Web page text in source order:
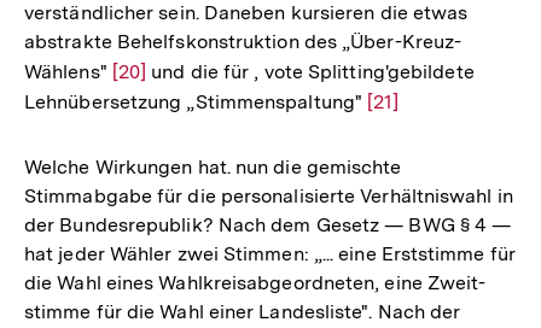
der
Fußnote
verständlicher sein. Daneben kursieren die etwas
abstrakte Behelfskonstruktion des „Über-Kreuz-
Wählens" Zur
Auflösung
Fußnote
[20] und die für , vote Splitting'gebildete
Lehnübersetzung „Stimmenspaltung" Zur
der
Fußnote
[21]
Welche Wirkungen hat. nun die gemischte
Stimmabgabe für die personalisierte Verhältniswahl in
der Bundesrepublik? Nach dem Gesetz — BWG § 4 —
hat jeder Wähler zwei Stimmen: „... eine Erststimme für
die Wahl eines Wahlkreisabgeordneten, eine Zweit-
stimme für die Wahl einer Landesliste". Nach der